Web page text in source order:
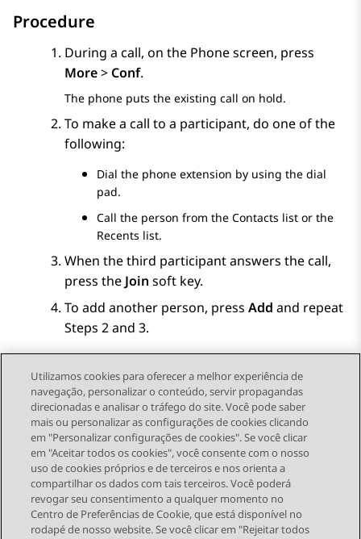
Procedure
During a call, on the Phonescreen, press
More> Conf.
The phone puts the existing call on hold.
To make a call to a participant, do one of the
following:
Dial the phone extension by using the dial
pad.
Call the person from the Contacts list or the
Recents list.
When the third participant answers the call,
press the Join soft key.
To add another person, press Add and repeat
Steps 2 and 3.
Send Feedback
Topic navigation
Tópico anterior Próximo tópico
Utilizamos cookies para oferecer a melhor experiência de
navegação, personalizar o conteúdo, servir propagandas
direcionadas e analisar o tráfego do site. Você pode saber
mais ou personalizar as configurações de cookies clicando
em "Personalizar configurações de cookies". Se você clicar
em "Aceitar todos os cookies", você consente com o nosso
uso de cookies próprios e de terceiros e nos orienta a
compartilhar os dados com tais terceiros. Você poderá
revogar seu consentimento a qualquer momento no
Centro de Preferências de Cookie, que está disponível no
rodapé de nosso website. Se você clicar em "Rejeitar todos